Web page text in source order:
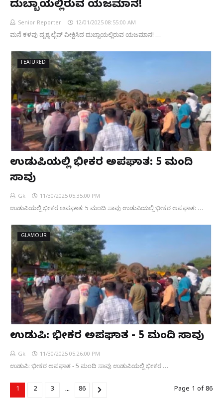
ದುಬ್ಬಾಯಲ್ಲಿರುವ ಯಜಮಾನ!
Senior Reporter 12/01/2025 08:55:00 AM
ಮನೆ ಕಳವು ದೃಶ್ಯ ಲೈವ್ ವೀಕ್ಷಿಸಿದ ದುಬ್ಬಾಯಲ್ಲಿರುವ ಯಜಮಾನ! …
FEATURED
ಉಡುಪಿಯಲ್ಲಿ ಭೀಕರ ಅಪಘಾತ: 5 ಮಂದಿ
ಸಾವು
Gk 11/30/2025 05:35:00 PM
ಉಡುಪಿಯಲ್ಲಿ ಭೀಕರ ಅಪಘಾತ: 5 ಮಂದಿ ಸಾವು ಉಡುಪಿಯಲ್ಲಿ ಭೀಕರ ಅಪಘಾತ: …
GLAMOUR
ಉಡುಪಿ: ಭೀಕರ ಅಪಘಾತ - 5 ಮಂದಿ ಸಾವು
Gk 11/30/2025 05:26:00 PM
ಉಡುಪಿ: ಭೀಕರ ಅಪಘಾತ - 5 ಮಂದಿ ಸಾವು ಉಡುಪಿಯಲ್ಲಿ ಭೀಕರ …
Page 1 of 86
1 2 3 ... 86